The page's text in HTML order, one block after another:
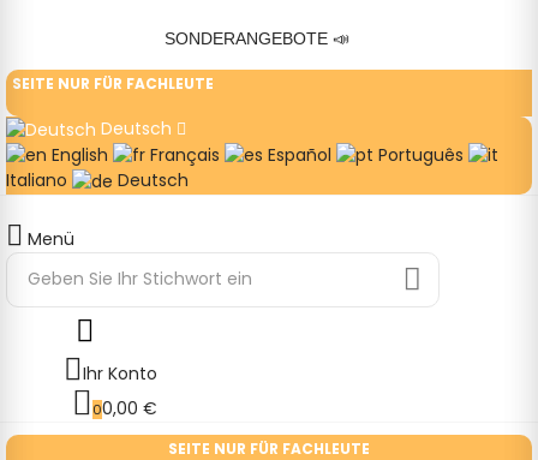
SONDERANGEBOTE 📣
SEITE NUR FÜR FACHLEUTE
Deutsch
English
Français Español
Português
Italiano
Deutsch
Menü
Ihr Konto
00,00 €
SEITE NUR FÜR FACHLEUTE